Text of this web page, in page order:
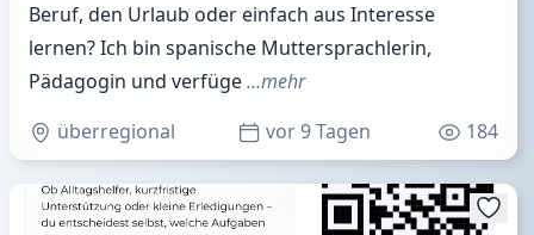
Beruf, den Urlaub oder einfach aus Interesse
lernen? Ich bin spanische Muttersprachlerin,
Pädagogin und verfüge…mehr
überregional
vor 9 Tagen 184